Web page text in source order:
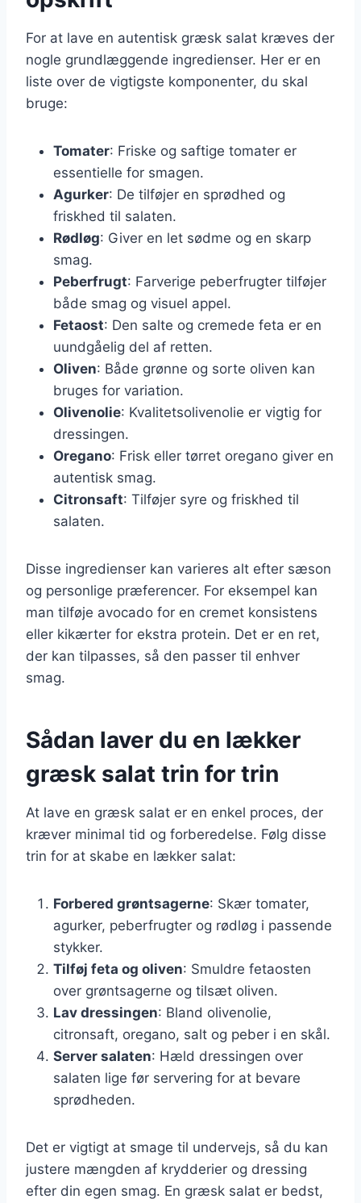
For at lave en autentisk græsk salat kræves der
nogle grundlæggende ingredienser. Her er en
liste over de vigtigste komponenter, du skal
bruge:
Tomater: Friske og saftige tomater er
essentielle for smagen.
Agurker: De tilføjer en sprødhed og
friskhed til salaten.
Rødløg: Giver en let sødme og en skarp
smag.
Peberfrugt: Farverige peberfrugter tilføjer
både smag og visuel appel.
Fetaost: Den salte og cremede feta er en
uundgåelig del af retten.
Oliven: Både grønne og sorte oliven kan
bruges for variation.
Olivenolie: Kvalitetsolivenolie er vigtig for
dressingen.
Oregano: Frisk eller tørret oregano giver en
autentisk smag.
Citronsaft: Tilføjer syre og friskhed til
salaten.
Disse ingredienser kan varieres alt efter sæson
og personlige præferencer. For eksempel kan
man tilføje avocado for en cremet konsistens
eller kikærter for ekstra protein. Det er en ret,
der kan tilpasses, så den passer til enhver
smag.
Sådan laver du en lækker
græsk salat trin for trin
At lave en græsk salat er en enkel proces, der
kræver minimal tid og forberedelse. Følg disse
trin for at skabe en lækker salat:
Forbered grøntsagerne: Skær tomater,
agurker, peberfrugter og rødløg i passende
stykker.
Tilføj feta og oliven: Smuldre fetaosten
over grøntsagerne og tilsæt oliven.
Lav dressingen: Bland olivenolie,
citronsaft, oregano, salt og peber i en skål.
Server salaten: Hæld dressingen over
salaten lige før servering for at bevare
sprødheden.
Det er vigtigt at smage til undervejs, så du kan
justere mængden af krydderier og dressing
efter din egen smag. En græsk salat er bedst,